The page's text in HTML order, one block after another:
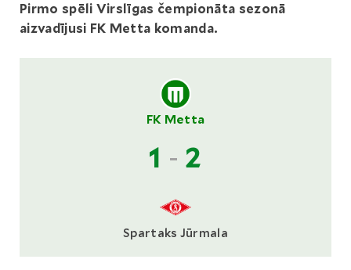
Pirmo spēli Virslīgas čempionāta sezonā
aizvadījusi FK Metta komanda.
FK Metta
1 - 2
Spartaks Jūrmala